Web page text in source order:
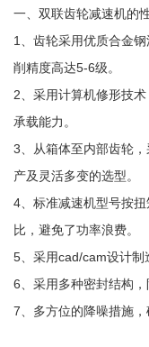
一、双联齿轮减速机的
1、齿轮采用优质合金
削精度高达5-6级。
2、采用计算机修形技
承载能力。
3、从箱体至内部齿轮
产及灵活多变的选型。
4、标准减速机型号按
比，避免了功率浪费。
5、采用cad/cam设计制
6、采用多种密封结构，
7、多方位的降噪措施，